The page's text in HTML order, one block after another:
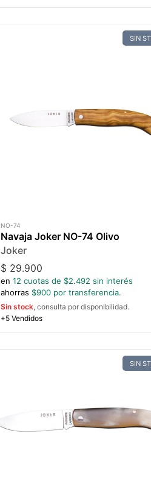
SIN
NO-74
Navaja Joker NO-74 Olivo
Joker
$ 29.900
en 12 cuotas de $2.492 sin interés
ahorras $900por transferencia.
Sin stock, consulta por disponibilidad.
+5 Vendidos
SIN